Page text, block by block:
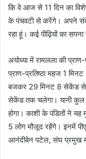
कि वे आज से 11 दिन का
के पंचवटी से करेंगे। अपने संदेश
रहा हूं। कई पीढ़ियों का सपना
अयोध्या में रामलला की प्राण-
प्राण-प्रतिष्ठा महज 1
बजकर 29 मिनट 8 सेकेंड से
सेकेंड तक चलेगा। यानी कुल 1
होगा। काशी के पंडितों ने यह
5 लोग मौजूद रहेंगे। इनमें
आनंदीबेन पटेल, संघ प्रमुख